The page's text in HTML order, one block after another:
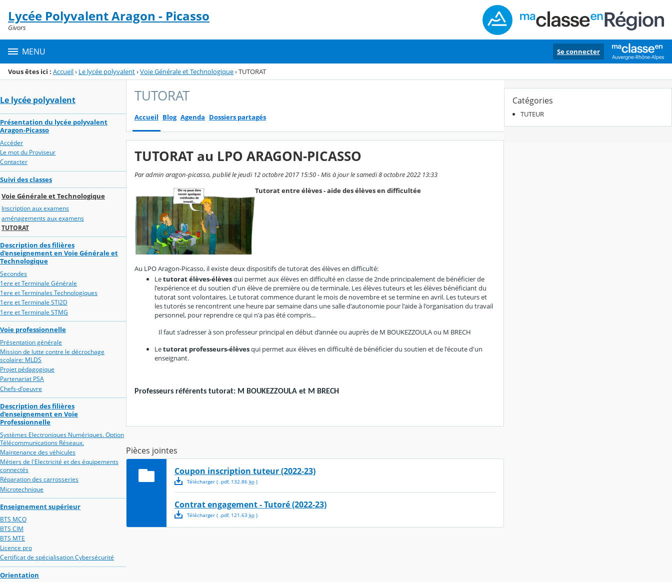
Menu de la rubrique
Contenu
Lycée Polyvalent Aragon - Picasso
Givors
MENU Se connecter
Vous êtes ici : Accueil› Le lycée polyvalent›Voie Générale et Technologique›TUTORAT
Le lycée polyvalent
Présentation du lycée polyvalent
Aragon-Picasso
Accéder
Le mot du Proviseur
Contacter
Suivi des classes
Voie Générale et Technologique
Inscription aux examens
aménagements aux examens
TUTORAT
Description des filières
d'enseignement en Voie Générale et
Technologique
Secondes
1ere et Terminale Générale
1ere et Terminales Technologiques
1ere et Terminale STI2D
1ere et Terminale STMG
Voie professionnelle
Présentation générale
Mission de lutte contre le décrochage
scolaire: MLDS
Projet pédagogique
Partenariat PSA
Chefs-d'oeuvre
Description des filières
d'enseignement en Voie
Professionnelle
Systèmes Electroniques Numériques. Option
Télécommunications Réseaux.
Maintenance des véhicules
Métiers de l'Electricité et des équipements
connectés
Réparation des carrosseries
Microtechnique
Enseignement supérieur
BTS MCO
BTS CIM
BTS MTE
Licence pro
Certificat de spécialisation Cybersécurité
Orientation
TUTORAT
Accueil Blog Agenda Dossiers partagés
TUTORAT au LPO ARAGON-PICASSO
Par admin aragon-picasso, publié le jeudi 12 octobre 2017 15:50 - Mis à jour le samedi 8 octobre 2022 13:33
Tutorat entre élèves - aide des élèves en difficultée
Au LPO Aragon-Picasso, il existe deux dispositifs de tutorat des élèves en difficulté:
Letutorat élèves-élèvesqui permet aux élèves en difficulté en classe de 2nde principalement de bénéficier de
l'expérience et du soutien d'un élève de première ou de terminale. Les élèves tuteurs et les élèves bénéficiant du
tutorat sont volontaires. Le tutorat commence durant le mois de novembre et se termine en avril. Les tuteurs et
les tutorés se rencontrent une heure par semaine dans une salle d'autonomie pour l'aide à l'organisation du travail
personnel, pour reprendre ce qui n'a pas été compris...
Il faut s'adresser à son professeur principal en début d’année ou auprès de M BOUKEZZOULA ou M BRECH
Letutorat professeurs-élèvesqui permet aux élèves en difficulté de bénéficier du soutien et de l'écoute d'un
enseignant.
Professeurs référents tutorat: M BOUKEZZOULA et M BRECH
Pièces jointes
Coupon inscription tuteur (2022-23)
Télécharger( .pdf, 132.86 ko)
Contrat engagement - Tutoré (2022-23)
Télécharger( .pdf, 121.63 ko)
Catégories
TUTEUR